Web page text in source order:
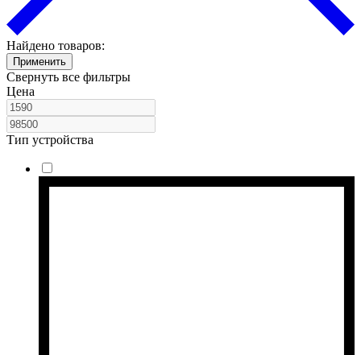
Найдено товаров:
Применить
Свернуть все фильтры
Цена
Тип устройства